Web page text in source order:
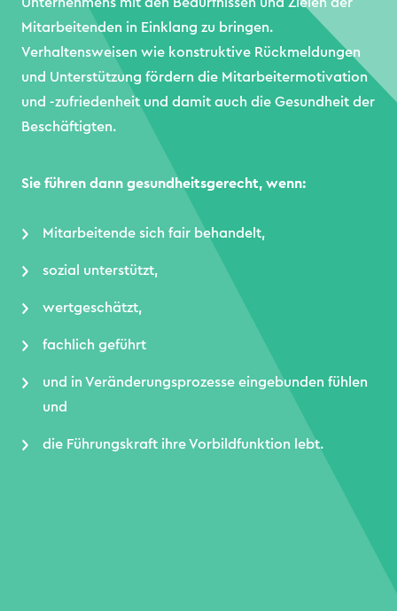
Unternehmens mit den Bedürfnissen und Zielen der
Mitarbeitenden in Einklang zu bringen.
Verhaltensweisen wie konstruktive Rückmeldungen
und Unterstützung fördern die Mitarbeitermotivation
und -zufriedenheit und damit auch die Gesundheit der
Beschäftigten.
Sie führen dann gesundheitsgerecht, wenn:
Mitarbeitende sich fair behandelt,
sozial unterstützt,
wertgeschätzt,
fachlich geführt
und in Veränderungsprozesse eingebunden fühlen
und
die Führungskraft ihre Vorbildfunktion lebt.